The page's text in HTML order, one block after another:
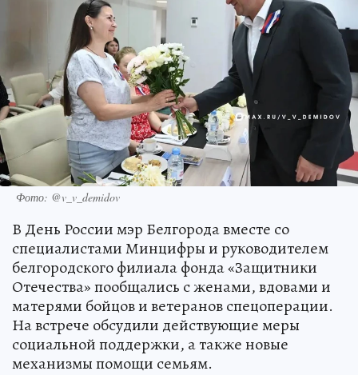
Фото: @v_v_demidov
В День России мэр Белгорода вместе со
специалистами Минцифры и руководителем
белгородского филиала фонда «Защитники
Отечества» пообщались с женами, вдовами и
матерями бойцов и ветеранов спецоперации.
На встрече обсудили действующие меры
социальной поддержки, а также новые
механизмы помощи семьям.